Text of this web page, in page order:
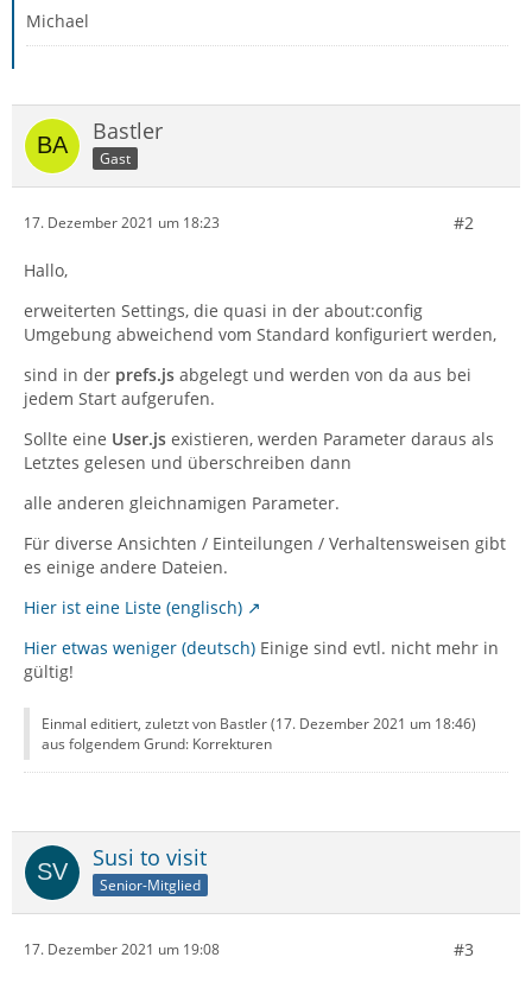
Michael
Bastler
Gast
17. Dezember 2021 um 18:23 #2
Hallo,
erweiterten Settings, die quasi in der about:config
Umgebung abweichend vom Standard konfiguriert werden,
sind in der prefs.js abgelegt und werden von da aus bei
jedem Start aufgerufen.
Sollte eine User.js existieren, werden Parameter daraus als
Letztes gelesen und überschreiben dann
alle anderen gleichnamigen Parameter.
Für diverse Ansichten / Einteilungen / Verhaltensweisen gibt
es einige andere Dateien.
Hier ist eine Liste (englisch)
Hier etwas weniger (deutsch) Einige sind evtl. nicht mehr in
gültig!
Einmal editiert, zuletzt von Bastler (17. Dezember 2021 um 18:46)
aus folgendem Grund: Korrekturen
Susi to visit
Senior-Mitglied
17. Dezember 2021 um 19:08 #3